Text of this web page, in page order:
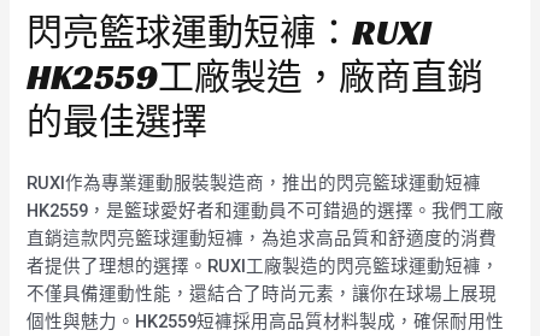
閃亮籃球運動短褲：RUXI
HK2559工廠製造，廠商直銷
的最佳選擇
RUXI作為專業運動服裝製造商，推出的閃亮籃球運動短褲
HK2559，是籃球愛好者和運動員不可錯過的選擇。我們工廠
直銷這款閃亮籃球運動短褲，為追求高品質和舒適度的消費
者提供了理想的選擇。RUXI工廠製造的閃亮籃球運動短褲，
不僅具備運動性能，還結合了時尚元素，讓你在球場上展現
個性與魅力。HK2559短褲採用高品質材料製成，確保耐用性